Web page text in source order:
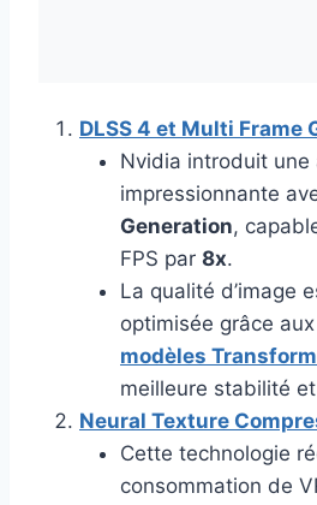
DLSS 4 et Multi Frame
Nvidia introduit une
impressionnante
Generation,
FPS par 8x.
La qualité d’image
optimisée grâce
modèles
meilleure stabilité
Neural Texture
Cette technologie
consommation de